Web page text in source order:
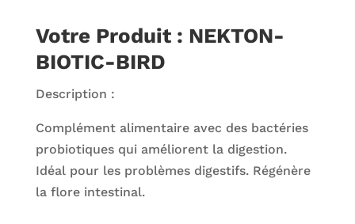
Votre Produit : NEKTON-
BIOTIC-BIRD
Description :
Complément alimentaire avec des bactéries
probiotiques qui améliorent la digestion.
Idéal pour les problèmes digestifs. Régénère
la flore intestinal.